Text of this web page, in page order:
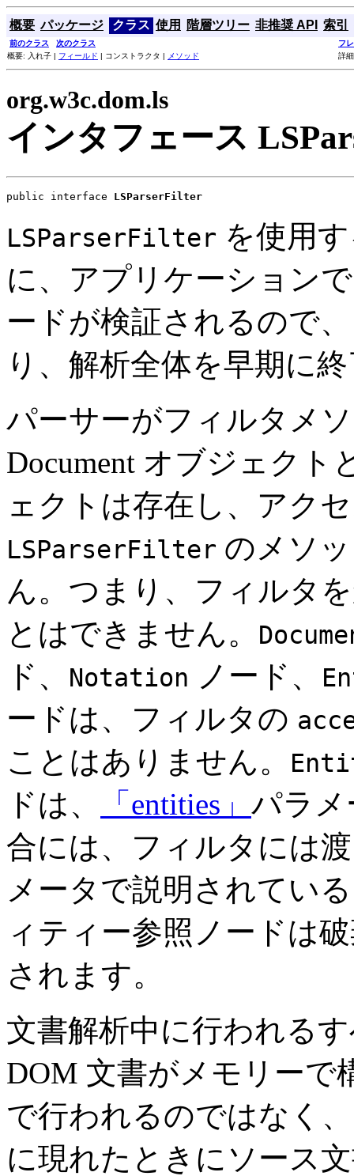
概要 パッケージ クラス 使用 階層ツリー 非推奨 API 索引
前のクラス 次のクラス
フ
概要: 入れ子 | フィールド | コンストラクタ | メソッド 詳
org.w3c.dom.ls
インタフェース
public interface LSParserFilter
LSParserFilter を使用
に、アプリケーション
ードが検証されるので
り、解析全体を早期に
パーサーがフィルタメ
Document オブジェクト
ェクトは存在し、アク
LSParserFilter のメソ
ん。つまり、フィルタ
とはできません。
ド、 Notation ノード、
ードは、フィルタの
ことはありません。
ドは、 「entities」 パラ
合には、フィルタには
メータで説明されてい
ィティー参照ノードは
されます。
文書解析中に行われる
DOM 文書がメモリーで
で行われるのではなく
に現れたときにソース